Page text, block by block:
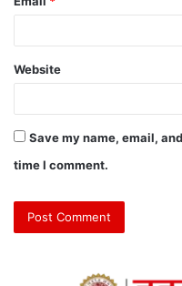
Website
Save my name, email,
time I comment.